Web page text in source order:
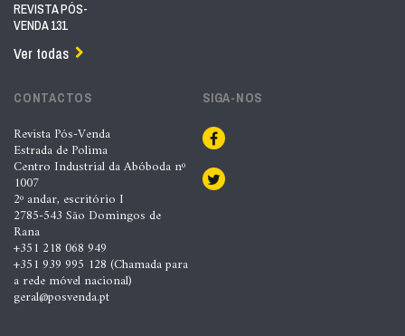
REVISTA PÓS-
VENDA 131
Ver todas
CONTACTOS
Revista Pós-Venda
Estrada de Polima
Centro Industrial da Abóboda nº
1007
2º andar, escritório I
2785-543 São Domingos de
Rana
+351 218 068 949
+351 939 995 128 (Chamada para
a rede móvel nacional)
geral@posvenda.pt
SIGA-NOS